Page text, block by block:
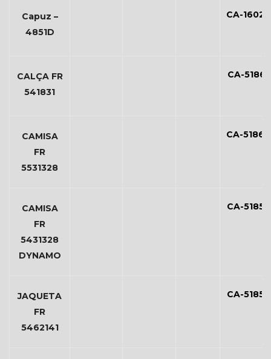
Capuz –
4851D
CA-16028
CALÇA FR
541831
CA-51861
CAMISA
FR
5531328
CA-51860
CAMISA
FR
5431328
DYNAMO
CA-51859
JAQUETA
FR
5462141
CA-51858